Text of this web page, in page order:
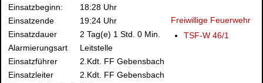
Einsatzbeginn:
18:28 Uhr
Einsatzende
19:24 Uhr
Einsatzdauer
2 Tag(e) 1 Std. 0 Min.
Alarmierungsart
Leitstelle
Einsatzführer
2.Kdt. FF Gebensbach
Einsatzleiter
2.Kdt. FF Gebensbach
Freiwillige Feuerwehr
TSF-W 46/1